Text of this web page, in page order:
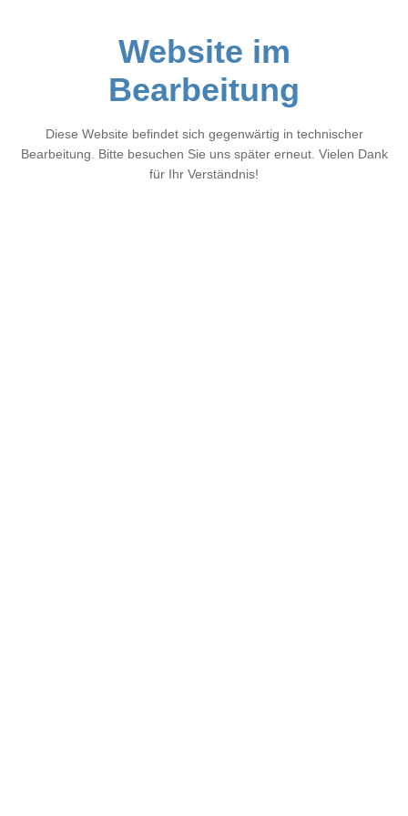
Website im
Bearbeitung
Diese Website befindet sich gegenwärtig in technischer
Bearbeitung. Bitte besuchen Sie uns später erneut. Vielen Dank
für Ihr Verständnis!